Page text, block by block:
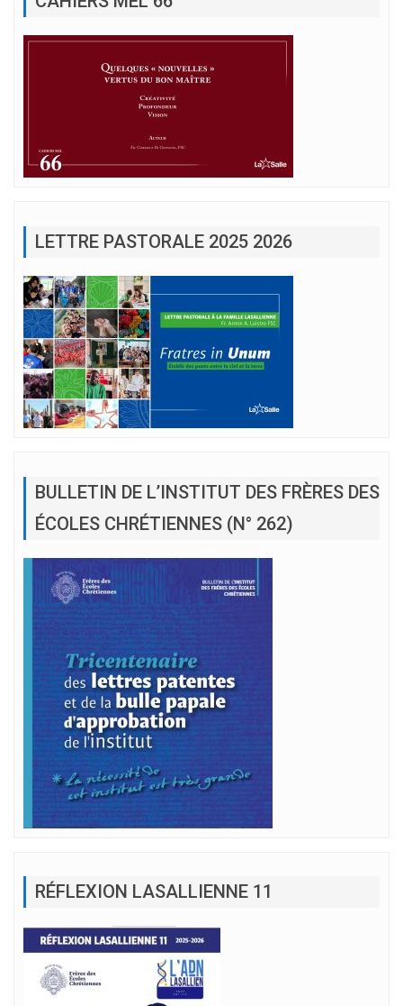
LETTRE PASTORALE 2025 2026
BULLETIN DE L’INSTITUT DES FRÈRES DES
ÉCOLES CHRÉTIENNES (N° 262)
RÉFLEXION LASALLIENNE 11